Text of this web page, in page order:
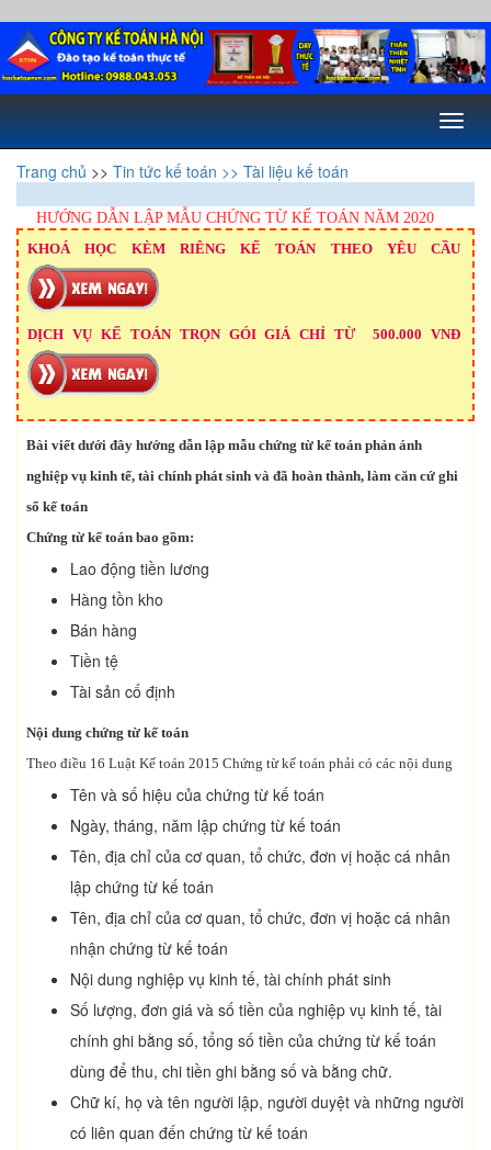
Toggle
Trang chủ >> Tin tức kế toán >> Tài liệu kế toán
HƯỚNG DẪN LẬP MẪU CHỨNG TỪ KẾ TOÁN NĂM 2020
KHOÁ HỌC KÈM RIÊNG KẾ TOÁN THEO YÊU CẦU
DỊCH VỤ KẾ TOÁN TRỌN GÓI GIÁ CHỈ TỪ 500.000 VNĐ
Bài viết dưới đây hướng dẫn lập mẫu chứng từ kế toán phản ánh
nghiệp vụ kinh tế, tài chính phát sinh và đã hoàn thành, làm căn cứ ghi
sổ kế toán
Chứng từ kế toán bao gồm:
Lao động tiền lương
Hàng tồn kho
Bán hàng
Tiền tệ
Tài sản cố định
Nội dung chứng từ kế toán
Theo điều 16 Luật Kế toán 2015 Chứng từ kế toán phải có các nội dung
Tên và số hiệu của chứng từ kế toán
Ngày, tháng, năm lập chứng từ kế toán
Tên, địa chỉ của cơ quan, tổ chức, đơn vị hoặc cá nhân
lập chứng từ kế toán
Tên, địa chỉ của cơ quan, tổ chức, đơn vị hoặc cá nhân
nhận chứng từ kế toán
Nội dung nghiệp vụ kinh tế, tài chính phát sinh
Số lượng, đơn giá và số tiền của nghiệp vụ kinh tế, tài
chính ghi bằng số, tổng số tiền của chứng từ kế toán
dùng để thu, chi tiền ghi bằng số và bằng chữ.
Chữ kí, họ và tên người lập, người duyệt và những người
có liên quan đến chứng từ kế toán